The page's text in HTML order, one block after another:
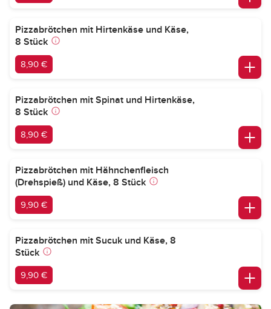
Pizzabrötchen mit Hirtenkäse und Käse,
8 Stück
8,90 €
Pizzabrötchen mit Spinat und Hirtenkäse,
8 Stück
8,90 €
Pizzabrötchen mit Hähnchenfleisch
(Drehspieß) und Käse, 8 Stück
9,90 €
Pizzabrötchen mit Sucuk und Käse, 8
Stück
9,90 €